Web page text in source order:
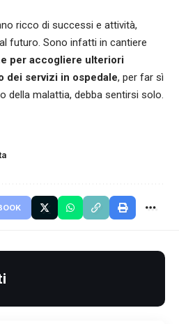
ricco di successi e attività,
futuro. Sono infatti in cantiere
per accogliere ulteriori
dei servizi in ospedale, per far sì
della malattia, debba sentirsi solo.